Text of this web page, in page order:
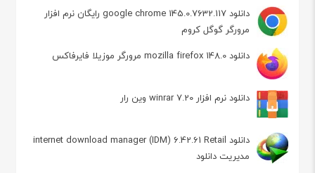
دانلود google chrome 145.0.7632.117 رایگان نرم افزار
مرورگر گوگل کروم
دانلود mozilla firefox 148.0 مرورگر موزیلا فایرفاکس
دانلود نرم افزار winrar 7.20 وین رار
دانلود internet download manager (IDM) 6.42.61 Retail
مدیریت دانلود